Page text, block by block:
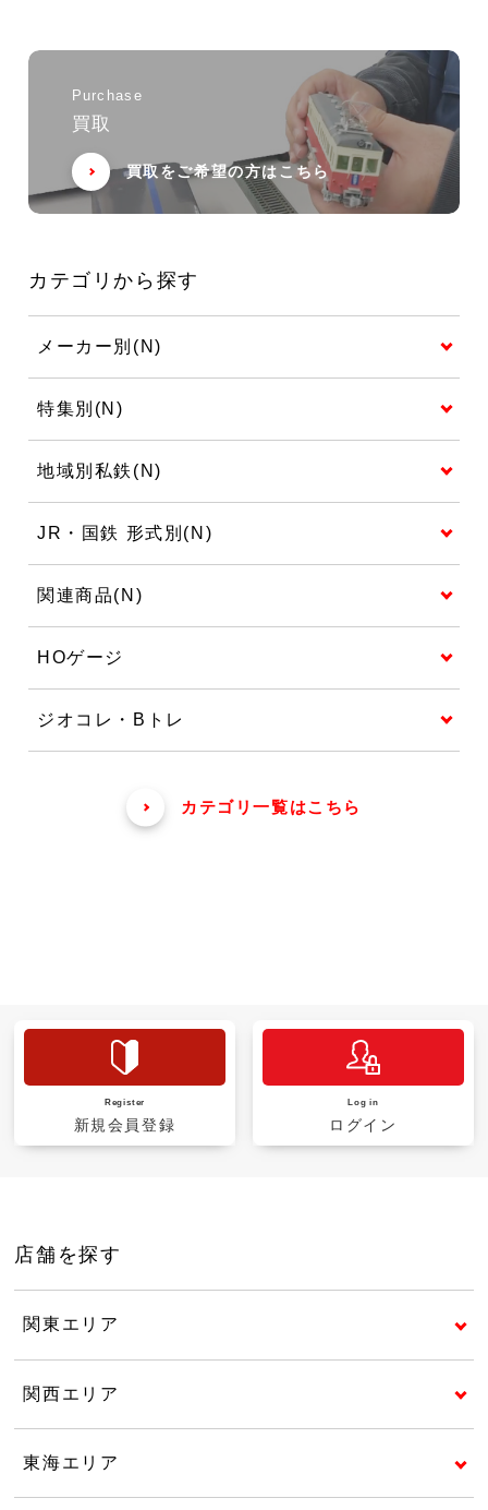
Purchase
買取
買取をご希望の方はこちら
カテゴリから探す
メーカー別(N)
特集別(N)
地域別私鉄(N)
JR・国鉄 形式別(N)
関連商品(N)
HOゲージ
ジオコレ・Bトレ
カテゴリ一覧はこちら
Register
新規会員登録
Log in
ログイン
店舗を探す
関東エリア
関西エリア
東海エリア